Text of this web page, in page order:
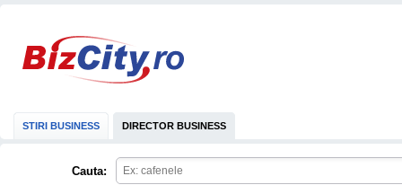
STIRI BUSINESS DIRECTOR BUSINESS
Cauta: